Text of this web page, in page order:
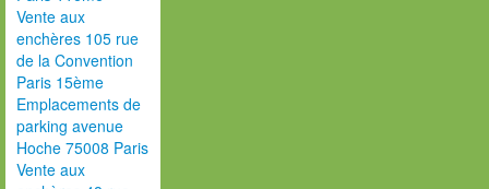
Vente aux
enchères 105 rue
de la Convention
Paris 15ème
Emplacements de
parking avenue
Hoche 75008 Paris
Vente aux